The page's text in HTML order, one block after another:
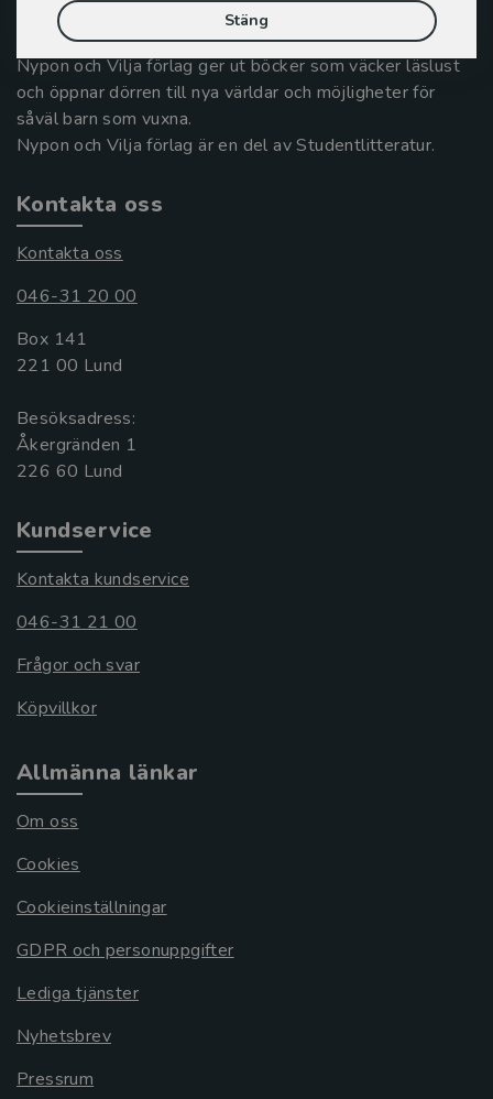
Stäng
Nypon och Vilja
Nypon och Vilja förlag ger ut böcker som väcker läslust
och öppnar dörren till nya världar och möjligheter för
såväl barn som vuxna.
Nypon och Vilja förlag är en del av Studentlitteratur.
Kontakta oss
Kontakta oss
046-31 20 00
Box 141
221 00 Lund
Besöksadress:
Åkergränden 1
Kundservice
Kontakta kundservice
046-31 21 00
Frågor och svar
Köpvillkor
Allmänna länkar
Om oss
Cookies
Cookieinställningar
GDPR och personuppgifter
Lediga tjänster
Nyhetsbrev
Pressrum